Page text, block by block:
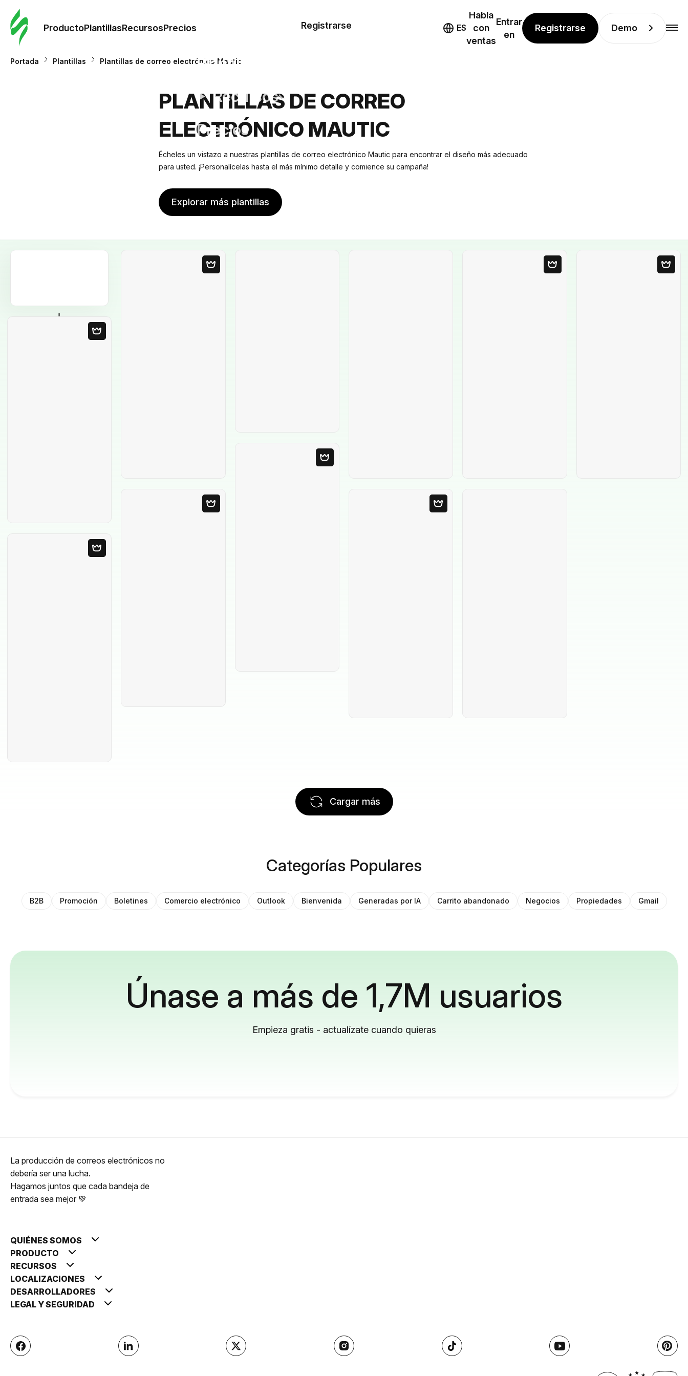
ProductoPlantillasRecursosPrecios
Plantillas
Recursos
Precios
Registrarse ES
Habla
con
ventas
Entrar
en
Registrarse Demo
Portada Plantillas Plantillas de correo electrónico Mautic
PLANTILLAS DE CORREO
ELECTRÓNICO MAUTIC
Écheles un vistazo a nuestras plantillas de correo electrónico Mautic para encontrar el diseño más adecuado
para usted. ¡Personalícelas hasta el más mínimo detalle y comience su campaña!
Explorar más plantillas
Cargar más
Categorías Populares
B2B Promoción Boletines Comercio electrónico Outlook Bienvenida Generadas por IA Carrito abandonado Negocios Propiedades Gmail
Únase a más de 1,7M usuarios
Empieza gratis - actualízate cuando quieras
La producción de correos electrónicos no
debería ser una lucha.
Hagamos juntos que cada bandeja de
entrada sea mejor 💚
QUIÉNES SOMOS
PRODUCTO
RECURSOS
LOCALIZACIONES
DESARROLLADORES
LEGAL Y SEGURIDAD